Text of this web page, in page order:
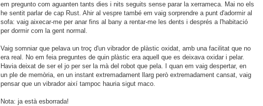
em pregunto com aguanten tants dies i nits seguits sense parar la xerrameca. Mai no els
he sentit parlar de cap Rust. Ahir al vespre també em vaig sorprendre a punt d'adormir al
sofa: vaig aixecar-me per anar fins al bany a rentar-me les dents i després a l'habitació
per dormir com la gent normal.
Vaig somniar que pelava un troç d'un vibrador de plàstic oxidat, amb una facilitat que no
era real. No em feia preguntes de quin plàstic era aquell que es deixava oxidar i pelar.
Havia deixat de ser el jo per ser la mà del robot que pela. I quan em vaig despertar, en
un ple de memòria, en un instant extremadament llarg però extremadament cansat, vaig
pensar que un vibrador així tampoc hauria sigut maco.
Nota: ja està esborrada!